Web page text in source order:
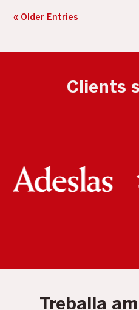
« Older Entries
Clients
Treballa